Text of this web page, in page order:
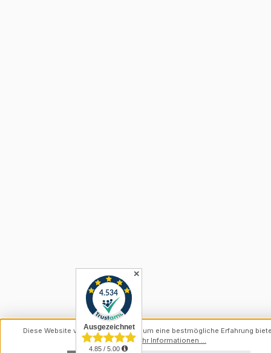
✕
Diese Website verwendet Cookies, um eine bestmögliche Erfahrung
können.Mehr Informationen ...